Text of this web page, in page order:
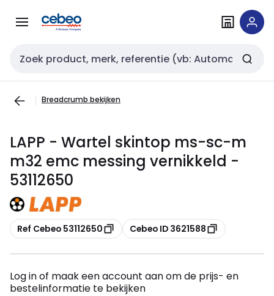
naar
naar
Zoekveld invoer
Breadcrumb bekijken
LAPP - Wartel skintop ms-sc-m
m32 emc messing vernikkeld -
53112650
Kopiëren
Ref Cebeo 53112650 Kopiëren
Cebeo ID 3621588
Log in of maak een account aan om de prijs- en
bestelinformatie te bekijken